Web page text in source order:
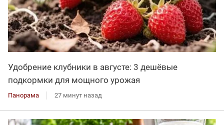
Удобрение клубники в августе: 3 дешёвые
подкормки для мощного урожая
Панорама 27 минут назад